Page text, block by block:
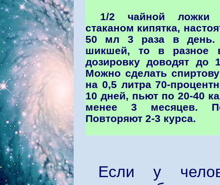
1/2 чайной ложки
стаканом кипятка,
50 мл 3 раза в день.
шикшей, то в разное
дозировку доводят до
Можно сделать
на 0,5 литра 70-
10 дней, пьют по 20-40
менее 3 месяцев.
Повторяют 2-3 курса.
Если у